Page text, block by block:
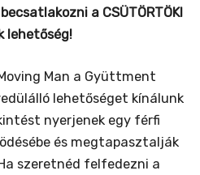
a CSÜTÖRTÖKI
lehetőség!
Man a Gyüttment
lehetőséget kínálunk
nyerjenek egy férfi
és megtapasztalják
szeretnéd felfedezni a